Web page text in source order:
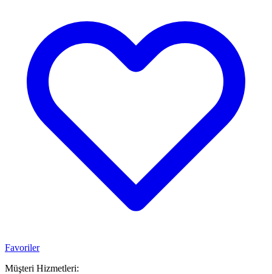
Favoriler
Müşteri Hizmetleri: